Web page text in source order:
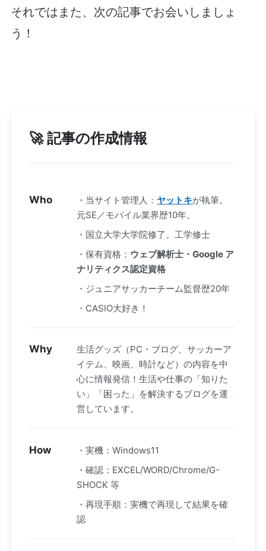
それではまた、次の記事でお会いしましょ
う！
🚀 記事の作成情報
Who ・当サイト管理人： ヤットキが執筆。
元SE／モバイル業界歴10年。
・国立大学大学院修了。工学修士
・保有資格： ウェブ解析士・Google ア
ナリティクス認定資格
・ジュニアサッカーチーム監督歴20年
・CASIO大好き！
Why
生活グッズ（PC・ブログ、サッカーア
イテム、映画、時計など）の内容を中
心に情報発信！生活や仕事の「知りた
い」「困った」を解決するブログを運
営しています。
How
・実機：Windows11
・確認：EXCEL/WORD/Chrome/G-
SHOCK 等
・再現手順：実機で再現して結果を確
認